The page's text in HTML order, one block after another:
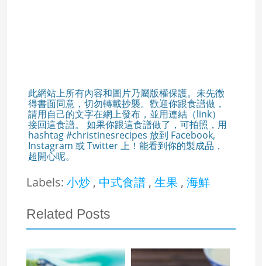
此網站上所有內容和圖片乃屬版權保護。未先徵
得書面同意，切勿轉載抄襲。歡迎你跟食譜做，
請用自己的文字在網上發布，並用連結（link）
接回這食譜。 如果你跟這食譜做了，可拍照，用
hashtag #christinesrecipes 放到 Facebook,
Instagram 或 Twitter 上！能看到你的製成品，
超開心呢。
Labels:小炒 , 中式食譜 ,生果 ,海鮮
Related Posts